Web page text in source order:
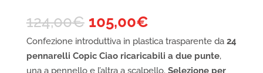
124,00€ 105,00€
Confezione introduttiva in plastica trasparente da 24
pennarelli Copic Ciao ricaricabili a due punte,
una a pennello e l’altra a scalpello. Selezione per